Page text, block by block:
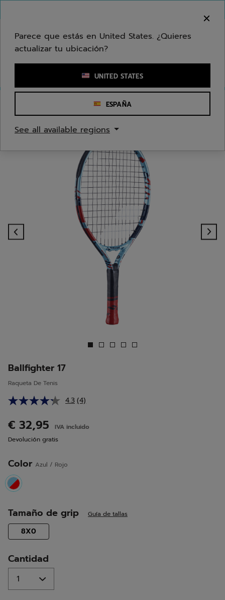
Ingresar una palabra clave o un número de artículo
Ballfighter 17
Raqueta De Tenis
4.3 Lea
Enlace
(4)
€ 32,95
IVA incluido
Devolución gratis
Color Azul / Rojo
selected
Tamaño de grip Guía de tallas
8X0
Cantidad
Parece que estás en United States. ¿Quieres
actualizar tu ubicación?
UNITED STATES
ESPAÑA
See all available regions